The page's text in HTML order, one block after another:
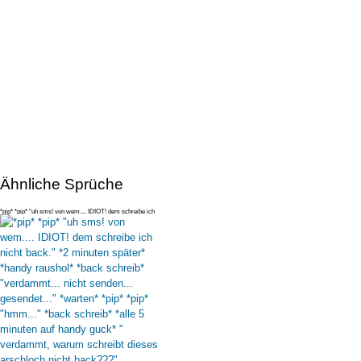
Ähnliche Sprüche
*pip* *pip* "uh sms! von wem.... IDIOT! dem schreibe ich
nicht back."